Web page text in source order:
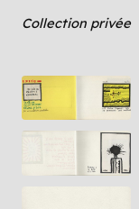
Collection privée